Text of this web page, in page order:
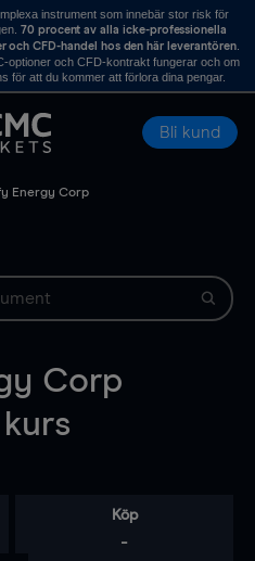
instrument som innebär stor risk för
70 procent av alla icke-professionella
CFD-handel hos den här leverantören.
optioner och CFD-kontrakt fungerar och om
för att du kommer att förlora dina pengar.
Bli kund
Energy Corp
Corp
kurs
Köp
-